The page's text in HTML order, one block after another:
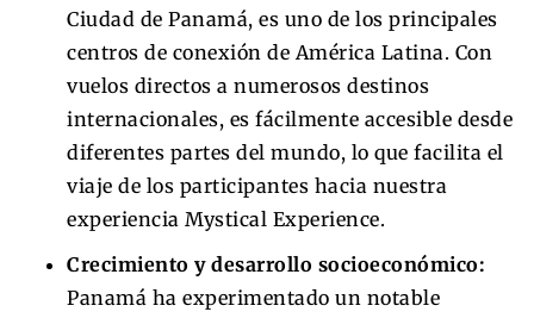
Ciudad de Panamá, es uno de los principales
centros de conexión de América Latina. Con
vuelos directos a numerosos destinos
internacionales, es fácilmente accesible desde
diferentes partes del mundo, lo que facilita el
viaje de los participantes hacia nuestra
experiencia Mystical Experience.
Crecimiento y desarrollo socioeconómico:
Panamá ha experimentado un notable